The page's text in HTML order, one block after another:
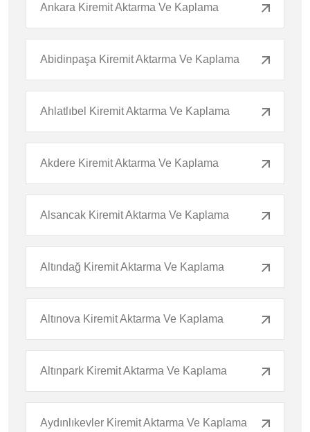
Ankara Kiremit Aktarma Ve Kaplama
Abidinpaşa Kiremit Aktarma Ve Kaplama
Ahlatlıbel Kiremit Aktarma Ve Kaplama
Akdere Kiremit Aktarma Ve Kaplama
Alsancak Kiremit Aktarma Ve Kaplama
Altındağ Kiremit Aktarma Ve Kaplama
Altınova Kiremit Aktarma Ve Kaplama
Altınpark Kiremit Aktarma Ve Kaplama
Aydınlıkevler Kiremit Aktarma Ve Kaplama